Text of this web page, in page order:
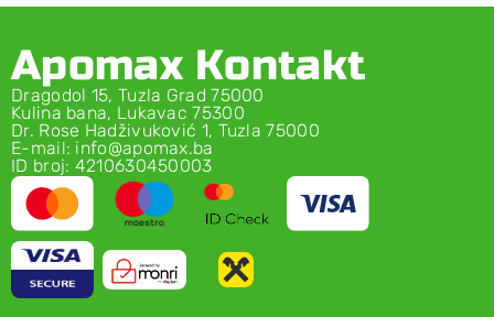
Apomax Kontakt
Dragodol 15, Tuzla Grad 75000
Kulina bana, Lukavac 75300
Dr. Rose Hadživuković 1, Tuzla 75000
E-mail: info@apomax.ba
ID broj: 4210630450003